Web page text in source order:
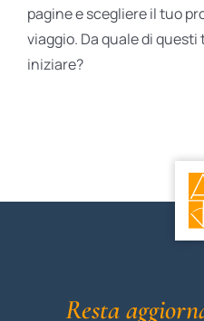
pagine e scegliere il tuo
viaggio. Da quale di
iniziare?
Resta